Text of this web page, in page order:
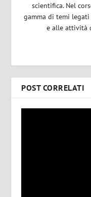
scientifica. Nel
gamma di temi legati
e alle attività
POST CORRELATI